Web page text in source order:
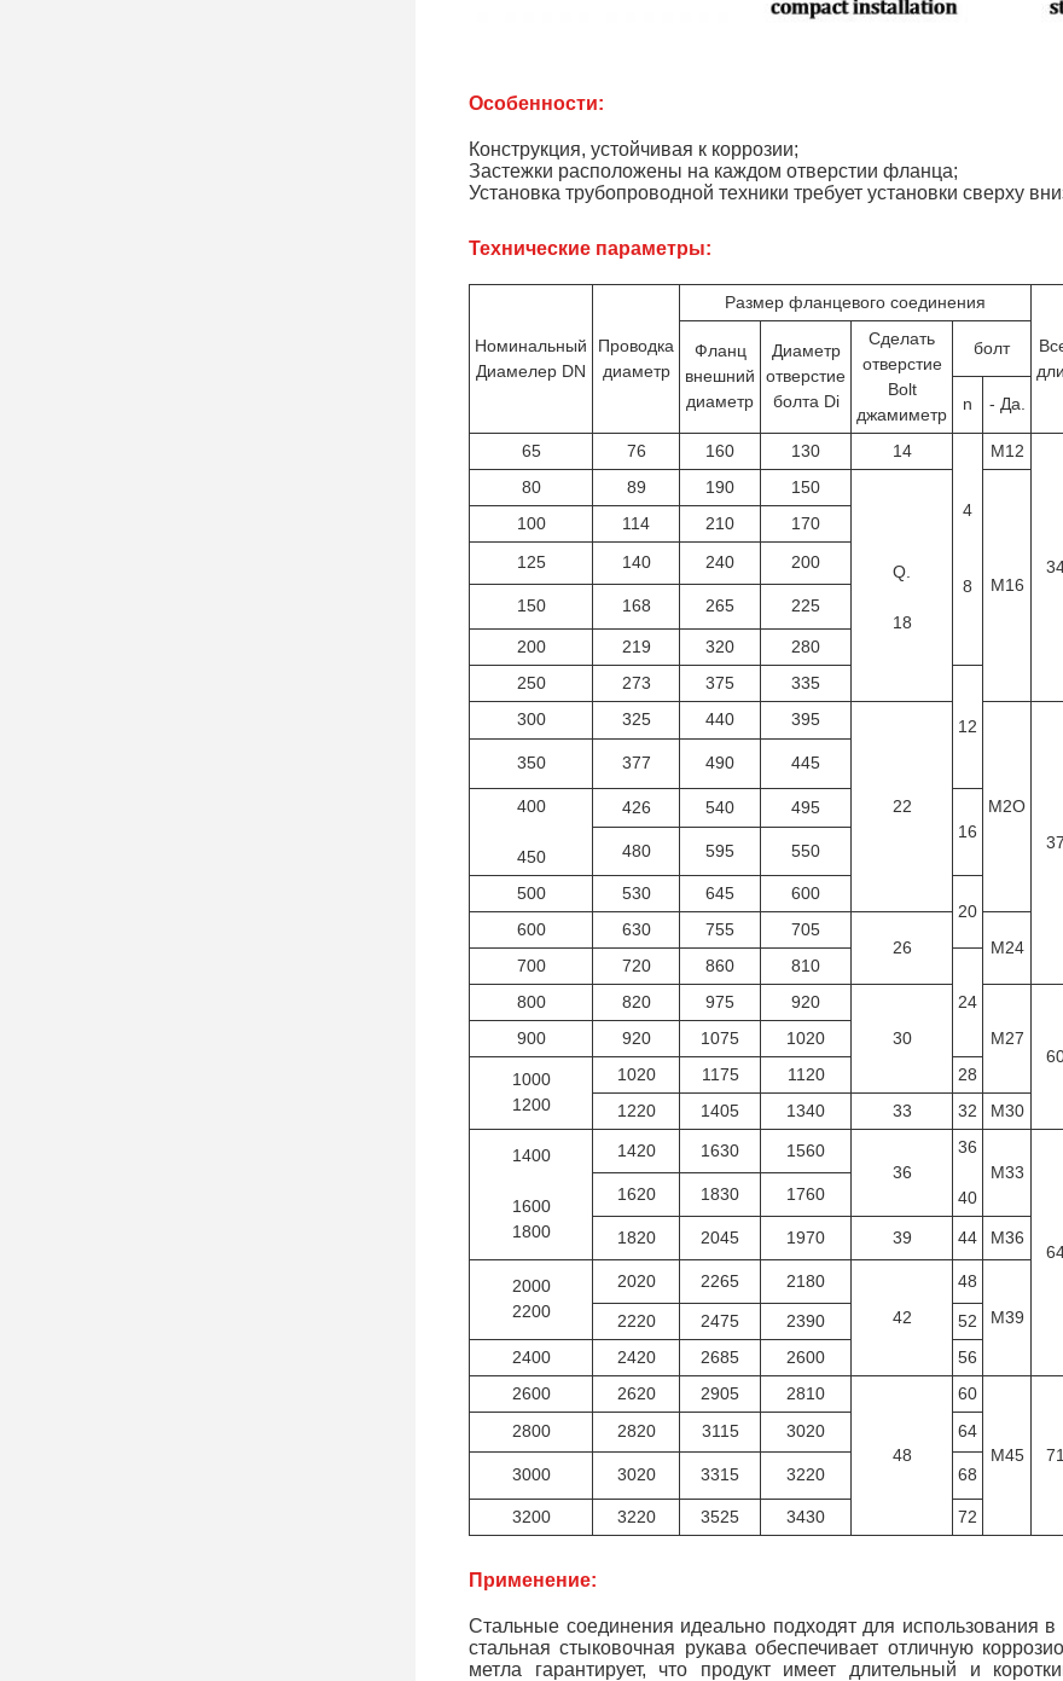
Особенности:
Конструкция, устойчивая к коррозии;
Застежки расположены на каждом отверстии фланца;
Установка трубопроводной техники требует установки сверху
Технические параметры:
Номинальный
Диамелер DN
Проводка
диаметр
Размер фланцевого соединения
Фланц
внешний
диаметр
Диаметр
отверстие
болта Di
Сделать
отверстие
Bolt
джамиметр
болт
n - Да.
65 76 160 130 14
4
8
M12
80
89 190 150
Q.
18
М16
100
114 210 170
125
140 240 200
150 168 265 225
200 219 320 280
250
273 375 335
12
300
325 440 395
22
M2O
350 377 490 445
400
450
426 540
495
16
480 595 550
500 530 645
600
20
600 630 755
705
26
M24
700
720 860
810
24
800 820 975
920
30
M27
900 920 1075 1020
1000
1200
1020 1175 1120
28
1220
1405 1340 33 32 M30
1400
1600
1800
1420 1630
1560
36
36
40
M33
1620 1830 1760
1820 2045 1970 39 44 M36
2000
2200
2020 2265
2180
42
48
M39
2220 2475 2390 52
2400
2420 2685 2600 56
2600
2620 2905 2810
48
60
М45
2800
2820 3115 3020 64
3000 3020 3315 3220 68
3200 3220 3525 3430 72
Применение:
Стальные соединения идеально подходят для использования
стальная стыковочная рукава обеспечивает отличную
метла гарантирует, что продукт имеет длительный и